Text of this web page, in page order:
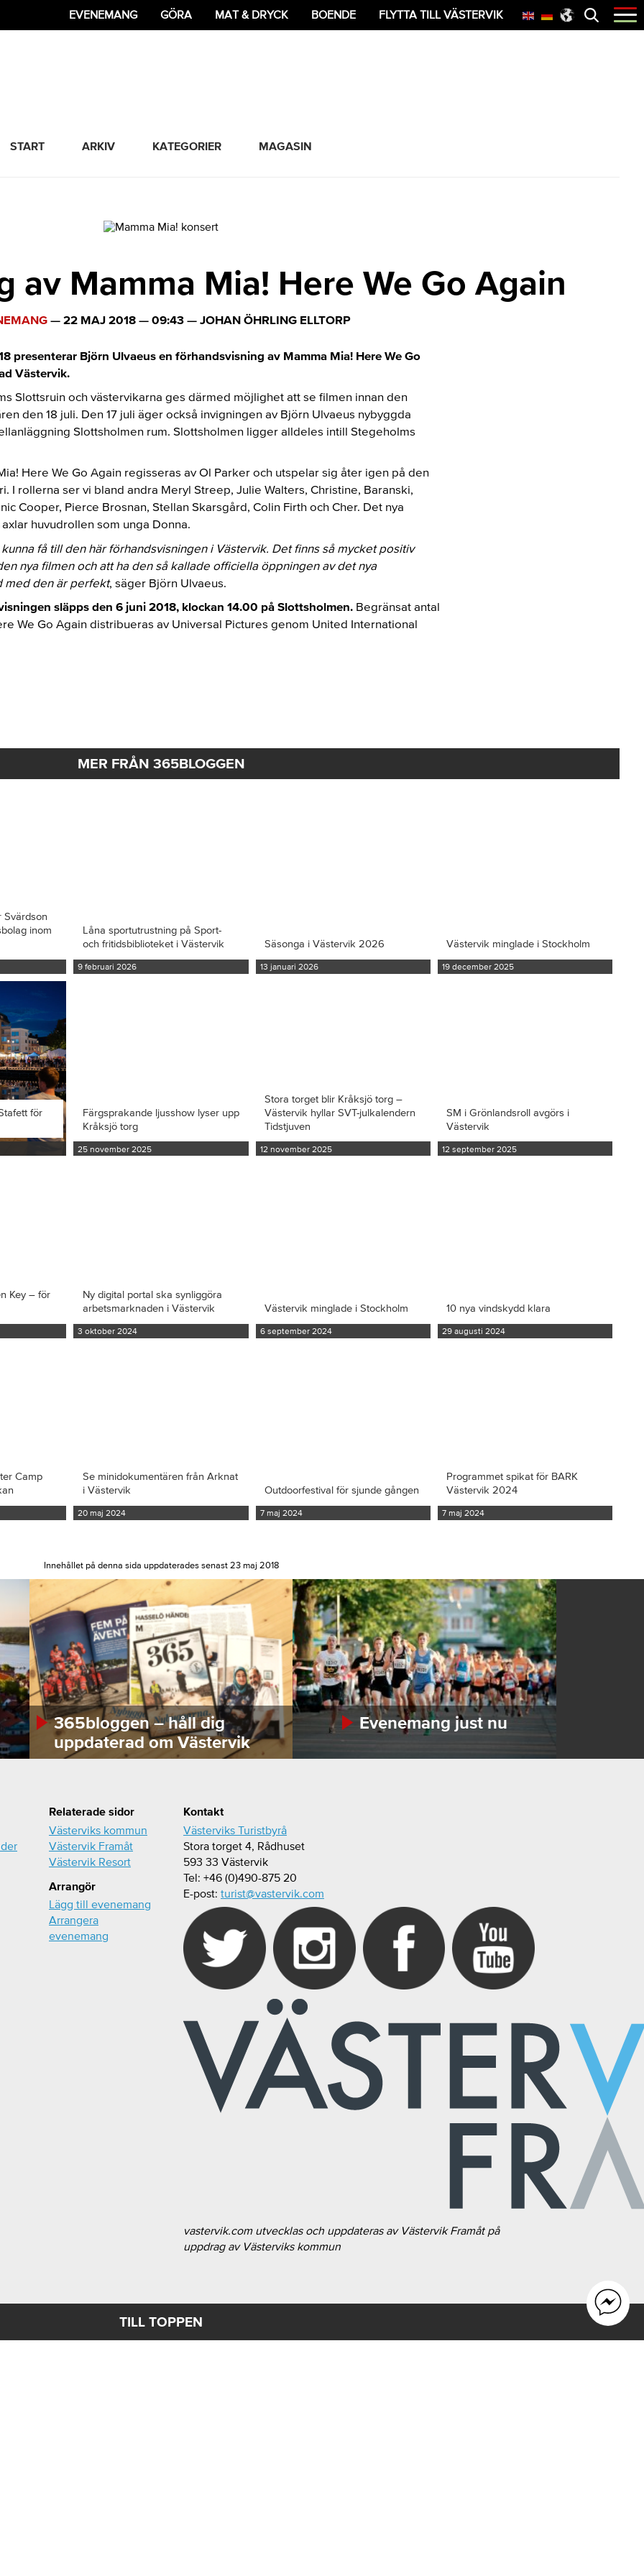
Öppna
menyn
EVENEMANG GÖRA MAT & DRYCK BOENDE FLYTTA TILL VÄSTERVIK
START ARKIV KATEGORIER MAGASIN
av Mamma Mia! Here We Go Again
— 22 MAJ 2018— 09:43— JOHAN ÖHRLING ELLTORP
presenterar Björn Ulvaeus en förhandsvisning av Mamma Mia! Here We Go
Västervik.
Slottsruin och västervikarna ges därmed möjlighet att se filmen innan den
den 18 juli. Den 17 juli äger också invigningen av Björn Ulvaeus nybyggda
Slottsholmen rum. Slottsholmen ligger alldeles intill Stegeholms
Here We Go Again regisseras av Ol Parker och utspelar sig åter igen på den
I rollerna ser vi bland andra Meryl Streep, Julie Walters, Christine, Baranski,
Cooper, Pierce Brosnan, Stellan Skarsgård, Colin Firth och Cher. Det nya
huvudrollen som unga Donna.
få till den här förhandsvisningen i Västervik. Det finns så mycket positiv
nya filmen och att ha den så kallade officiella öppningen av det nya
med den är perfekt, säger Björn Ulvaeus.
släpps den 6 juni 2018, klockan 14.00 på Slottsholmen. Begränsat antal
We Go Again distribueras av Universal Pictures genom United International
MER FRÅN 365BLOGGEN
Svärdson
inom
Låna sportutrustning på Sport-
och fritidsbiblioteket i Västervik
9 februari 2026
Säsonga i Västervik 2026
13 januari 2026
Västervik minglade i Stockholm
19 december 2025
för
Färgsprakande ljusshow lyser upp
Kråksjö torg
25 november 2025
Stora torget blir Kråksjö torg –
Västervik hyllar SVT-julkalendern
Tidstjuven
12 november 2025
SM i Grönlandsroll avgörs i
Västervik
12 september 2025
Key – för
Ny digital portal ska synliggöra
arbetsmarknaden i Västervik
3 oktober 2024
Västervik minglade i Stockholm
6 september 2024
10 nya vindskydd klara
29 augusti 2024
Camp
Se minidokumentären från Arknat
i Västervik
20 maj 2024
Outdoorfestival för sjunde gången
7 maj 2024
Programmet spikat för BARK
Västervik 2024
7 maj 2024
Innehållet på denna sida uppdaterades senast 23 maj 2018
365bloggen – håll dig
uppdaterad om Västervik
Evenemang just nu
Relaterade sidor
Västerviks kommun
Västervik Framåt
Västervik Resort
Arrangör
Lägg till evenemang
Arrangera
evenemang
Kontakt
Västerviks Turistbyrå
Stora torget 4, Rådhuset
593 33 Västervik
Tel: +46 (0)490-875 20
E-post: turist@vastervik.com
vastervik.com utvecklas och uppdateras av Västervik Framåt på
uppdrag av Västerviks kommun
TILL TOPPEN